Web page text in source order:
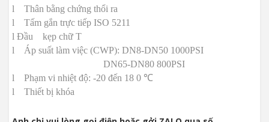
l
Thân bằng chứng thổi ra
l
Tấm gắn trực tiếp ISO 5211
l Đầu
kẹp chữ T
l
Áp suất làm việc (CWP): DN8-DN50 1000PSI
DN65-DN80 800PSI
l
Phạm vi nhiệt độ: -20 đến 18 0 ℃
l
Thiết bị khóa